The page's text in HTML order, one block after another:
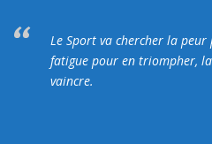
Le Sport va chercher la
fatigue pour en triompher,
vaincre.